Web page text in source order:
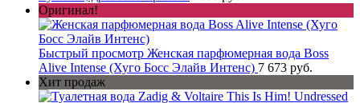
Оригинал!
Быстрый просмотр Женская парфюмерная вода Boss
Alive Intense (Хуго Босс Элайв Интенс) 7 673 руб.
Хит продаж